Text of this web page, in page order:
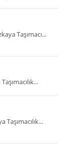
Taşımacı...